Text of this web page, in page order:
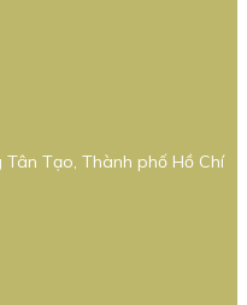
Tân Tạo, Thành phố Hồ Chí